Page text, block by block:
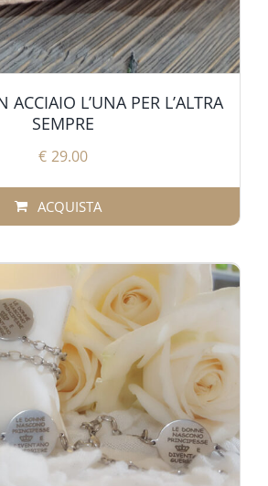
ACCIAIO L’UNA PER L’ALTRA
SEMPRE
€ 29.00
ACQUISTA